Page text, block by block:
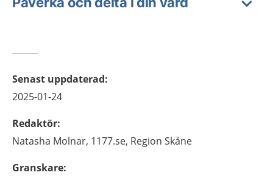
Senast uppdaterad:
2025-01-24
Redaktör:
Natasha Molnar, 1177.se, Region Skåne
Granskare: